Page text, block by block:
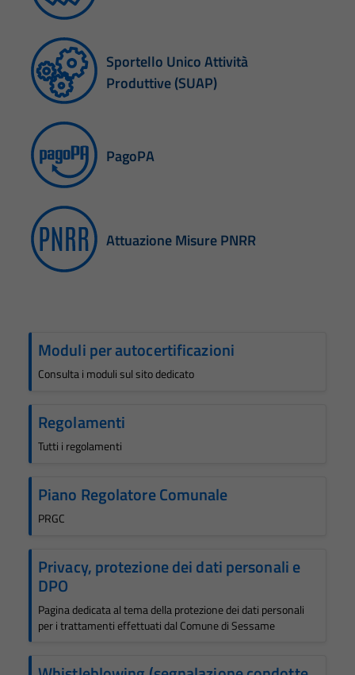
Sportello Unico Attività
Produttive (SUAP)
PagoPA
Attuazione Misure PNRR
Moduli per autocertificazioni
Consulta i moduli sul sito dedicato
Regolamenti
Tutti i regolamenti
Piano Regolatore Comunale
PRGC
Privacy, protezione dei dati personali e
DPO
Pagina dedicata al tema della protezione dei dati personali
per i trattamenti effettuati dal Comune di Sessame